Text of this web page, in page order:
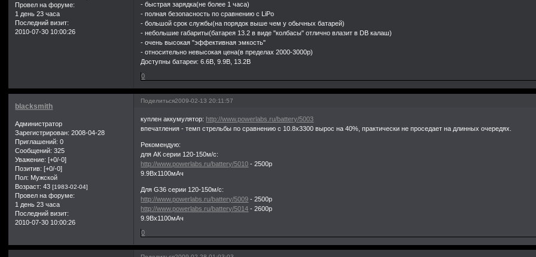
Провел на форуме:
1 день 23 часа
Последний визит:
2010-07-30 10:00:26
- быстрая зарядка(не более 1 часа)
- полная безопасность по сравнению с LiPo
- большой срок службы(на порядок выше чем у обычных батарей)
- небольшие габариты(батарея 13.2 в виде "колбасы" отлично влазит в DB калаш)
- очень высокая "эффективная эмкость"
- относительно невысокая цена(в пределах 2000-3000р)
Доступны батареи: 6.6В, 9.9В, 13.2В
0
Поделиться2009-02-13 20:11:57
blacksmith
Администратор
Зарегистрирован: 2008-04-28
Приглашений: 0
Сообщений: 325
Уважение: [+0/-0]
Позитив: [+0/-0]
Пол: Мужской
Возраст: 43[1983-02-04]
Провел на форуме:
1 день 23 часа
Последний визит:
2010-07-30 10:00:26
куплен аккумулятор: http://www.powerlabs.ru/battery/5003
впечатления - темп стрельбы по сравнению с 10.8х3300 вырос на 40%, практически не проседает на длинных очередях.
Рекомендую:
для АК серии 120-150м/с:
http://www.powerlabs.ru/battery/5010 - 2500р
9.9Вх1100мАч
Для G36 серии 120-150м/с:
http://www.powerlabs.ru/battery/5009 - 2500р
http://www.powerlabs.ru/battery/5014 - 2600р
9.9Вх1100мАч
0